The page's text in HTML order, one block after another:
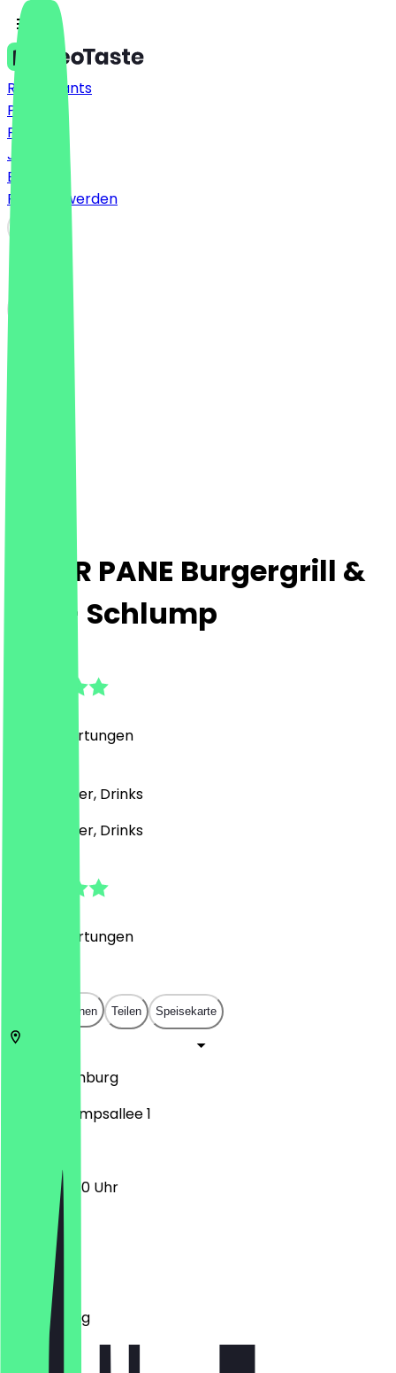
Restaurants
Preise
FAQ
Jobs
Blog
Partner werden
PETER PANE Burgergrill &
Bar - Schlump
Bewertungen
Café, Burger, Drinks
Café, Burger, Drinks
Bewertungen
In App öffnen Teilen Speisekarte
Hamburg
Schäferkampsallee 1
12:00 - 22:30 Uhr
Montag
Dienstag
Mittwoch
Donnerstag
Freitag
Samstag